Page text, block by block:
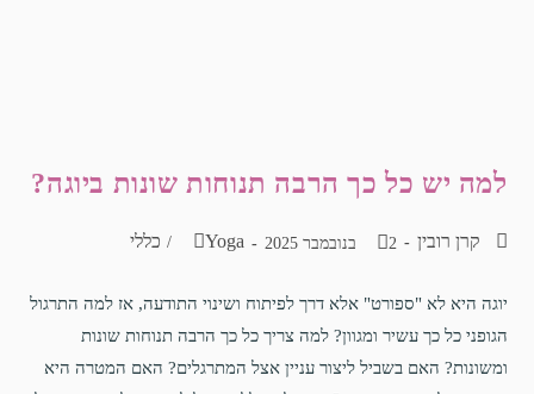
למה יש כל כך הרבה תנוחות שונות ביוגה?
קרן רובין 2 בנובמבר 2025 Yoga
/ כללי
יוגה היא לא "ספורט" אלא דרך לפיתוח ושינוי התודעה, אז למה התרגול
הגופני כל כך עשיר ומגוון? למה צריך כל כך הרבה תנוחות שונות
ומשונות? האם בשביל ליצור עניין אצל המתרגלים? האם המטרה היא